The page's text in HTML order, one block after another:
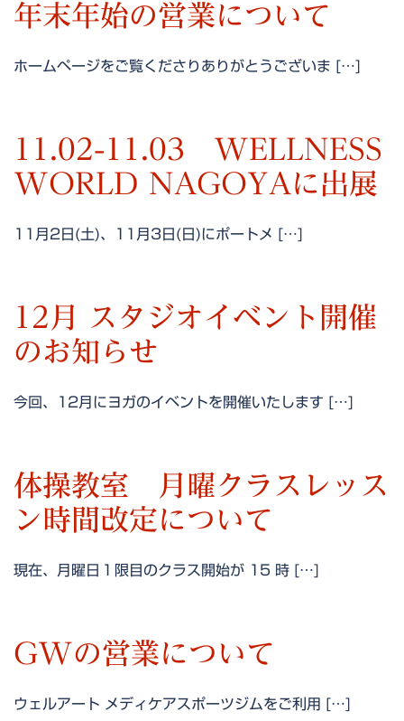
年末年始の営業について
ホームページをご覧くださりありがとうございま […]
11.02-11.03 WELLNESS
WORLD NAGOYAに出展
11月2日(土)、11月3日(日)にポートメ […]
12月 スタジオイベント開催
のお知らせ
今回、12月にヨガのイベントを開催いたします […]
体操教室 月曜クラスレッス
ン時間改定について
現在、月曜日１限目のクラス開始が 15 時 […]
GWの営業について
ウェルアート メディケアスポーツジムをご利用 […]